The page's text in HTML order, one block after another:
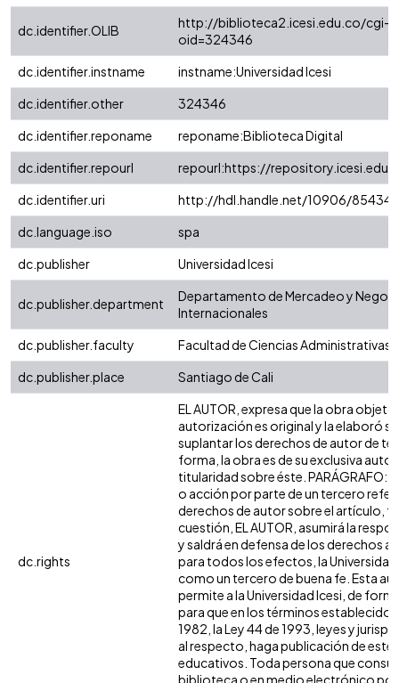
dc.identifier.OLIB
http://biblioteca2.icesi.edu.co/cgi-
oid=324346
dc.identifier.instname
instname:Universidad Icesi
dc.identifier.other
324346
dc.identifier.reponame
reponame:Biblioteca Digital
dc.identifier.repourl
repourl:https://
dc.identifier.uri
http://hdl.handle.net/10906/85434
dc.language.iso
spa
dc.publisher
Universidad Icesi
dc.publisher.department
Departamento de Mercadeo y
Internacionales
dc.publisher.faculty
Facultad de Ciencias Administrativas
dc.publisher.place
Santiago de Cali
dc.rights
EL AUTOR, expresa que la obra
autorización es original y la elaboró
suplantar los derechos de autor de
forma, la obra es de su exclusiva
titularidad sobre éste. PARÁGRAFO:
o acción por parte de un tercero
derechos de autor sobre el artículo,
cuestión, EL AUTOR, asumirá la
y saldrá en defensa de los derechos
para todos los efectos, la Universidad
como un tercero de buena fe. Esta
permite a la Universidad Icesi, de
para que en los términos establecidos
1982, la Ley 44 de 1993, leyes y
al respecto, haga publicación de este
educativos. Toda persona que
biblioteca o en medio electrónico